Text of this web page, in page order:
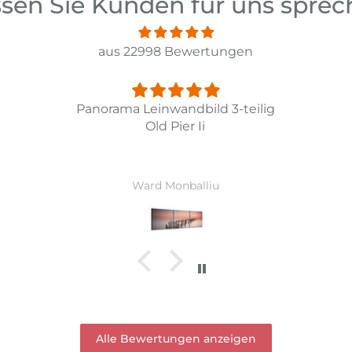
aus 22998 Bewertungen
Fint
Jens Sevelsted
Alle Bewertungen anzeigen